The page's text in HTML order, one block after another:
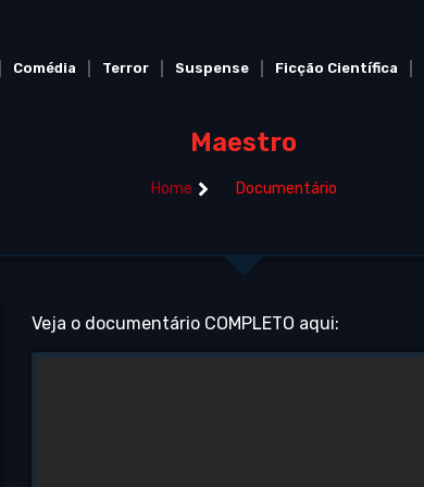
Comédia Terror Suspense Ficção Científica
Maestro
Home Documentário
Veja o documentário COMPLETO aqui: